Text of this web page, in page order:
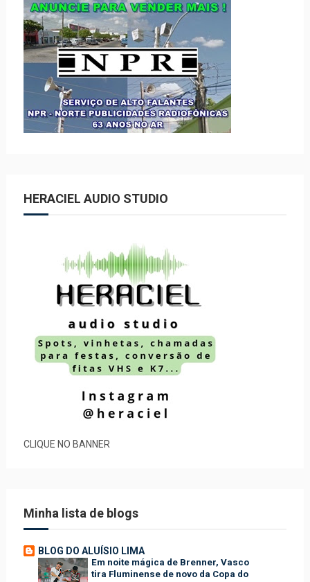
HERACIEL AUDIO STUDIO
CLIQUE NO BANNER
Minha lista de blogs
BLOG DO ALUÍSIO LIMA
Em noite mágica de Brenner, Vasco
tira Fluminense de novo da Copa do